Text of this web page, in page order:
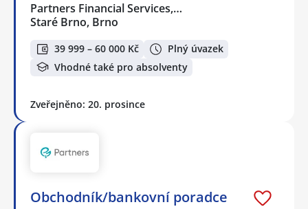
Partners Financial Services,…
Staré Brno, Brno
39 999 – 60 000 Kč
Plný úvazek
Vhodné také pro absolventy
Zveřejněno: 20. prosince
Obchodník/bankovní poradce